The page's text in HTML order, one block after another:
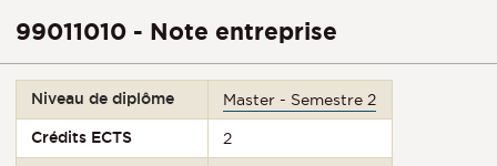
99011010 - Note entreprise
Niveau de diplôme Master - Semestre 2
Crédits ECTS 2